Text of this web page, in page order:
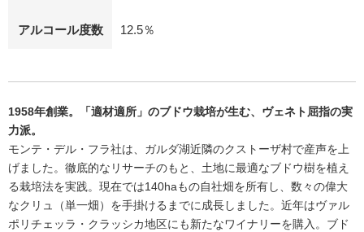
アルコール度数 12.5％
1958年創業。「適材適所」のブドウ栽培が生む、ヴェネト屈指の実
力派。
モンテ・デル・フラ社は、ガルダ湖近隣のクストーザ村で産声を上
げました。徹底的なリサーチのもと、土地に最適なブドウ樹を植え
る栽培法を実践。現在では140haもの自社畑を所有し、数々の偉大
なクリュ（単一畑）を手掛けるまでに成長しました。近年はヴァル
ポリチェッラ・クラッシカ地区にも新たなワイナリーを購入。ブド